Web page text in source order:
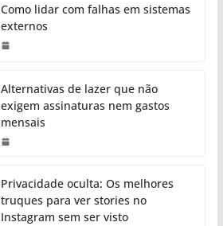
Como lidar com falhas em sistemas
externos
Alternativas de lazer que não
exigem assinaturas nem gastos
mensais
Privacidade oculta: Os melhores
truques para ver stories no
Instagram sem ser visto